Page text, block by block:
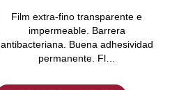
Film extra-fino transparente e
impermeable. Barrera
antibacteriana. Buena adhesividad
permanente. Fl…